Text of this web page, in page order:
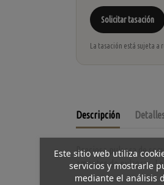
Solicitar tasación
La tasación está sujeta a
Descripción
Preciosa pulsera de
amantes de pulseras.
Este sitio web utiliza
servicios y mostrarle
mediante el análisis